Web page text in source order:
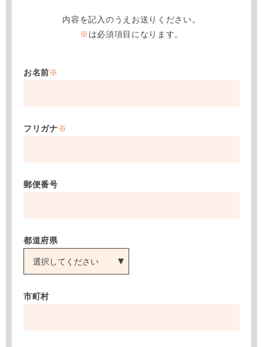
内容を記入のうえお送りください。
※ は必須項目になります。
お名前※
フリガナ※
郵便番号
都道府県
市町村